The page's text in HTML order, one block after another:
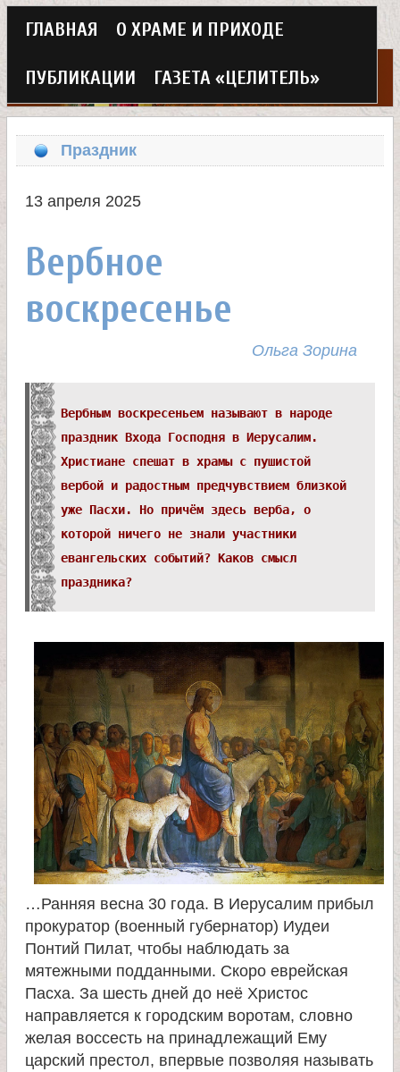
Перейти
к
основному
содержанию
Х
р
м
м
и
ц
Г
л
а
в
н
о
е
м
е
ю
ГЛАВНАЯ О ХРАМЕ И ПРИХОДЕ
ПУБЛИКАЦИИ ГАЗЕТА «ЦЕЛИТЕЛЬ»
Праздник
13 апреля 2025
Вербное
воскресенье
Ольга Зорина
Вербным воскресеньем называют в народе
праздник Входа Господня в Иерусалим.
Христиане спешат в храмы с пушистой
вербой и радостным предчувствием близкой
уже Пасхи. Но причём здесь верба, о
которой ничего не знали участники
евангельских событий? Каков смысл
праздника?
…Ранняя весна 30 года. В Иерусалим прибыл
прокуратор (военный губернатор) Иудеи
Понтий Пилат, чтобы наблюдать за
мятежными подданными. Скоро еврейская
Пасха. За шесть дней до неё Христос
направляется к городским воротам, словно
желая воссесть на принадлежащий Ему
царский престол, впервые позволяя называть